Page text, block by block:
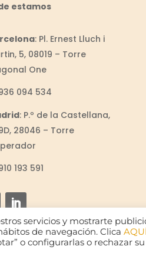
estamos
: Pl. Ernest Lluch i
5, 08019 – Torre
One
094 534
: P.º de la Castellana,
28046 – Torre
193 591
servicios y mostrarte
de navegación. Clica
o configurarlas o rechazar